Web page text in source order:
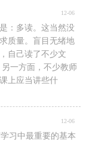
12-06
：多读。这当然没
质量。盲目无绪地
自己读了不少文
一方面，不少教师
上应当讲些什
12-06
学习中最重要的基本